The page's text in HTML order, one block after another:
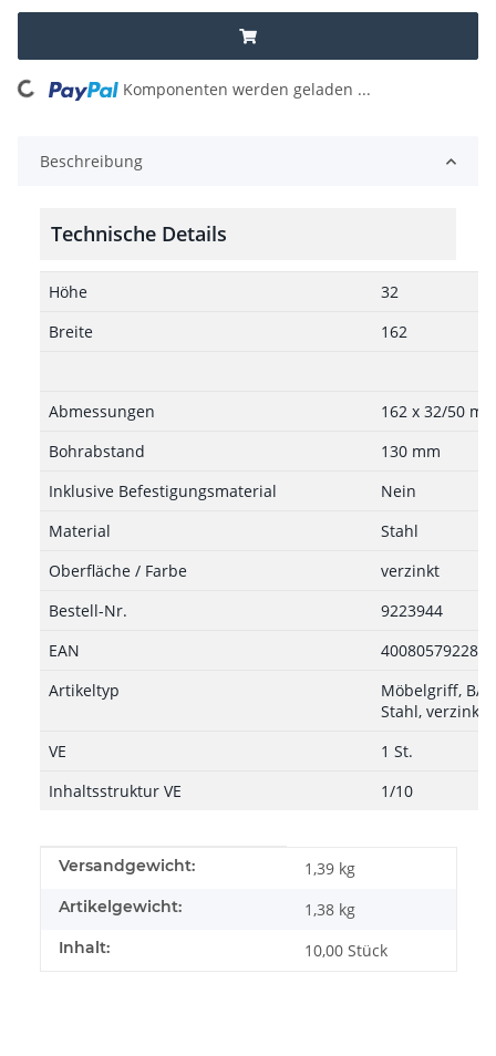
Komponenten werden geladen ...
Beschreibung
Technische Details
Höhe
32
Breite
162
Abmessungen
162 x 32/50
Bohrabstand
130 mm
Inklusive Befestigungsmaterial
Nein
Material
Stahl
Oberfläche / Farbe
verzinkt
Bestell-Nr.
9223944
EAN
4008057922869
Artikeltyp
Möbelgriff, BA
Stahl, verzinkt
VE
1 St.
Inhaltsstruktur VE
1/10
Produkteigenschaft
Wert
Versandgewicht: 1,39 kg
Artikelgewicht: 1,38 kg
Inhalt: 10,00 Stück